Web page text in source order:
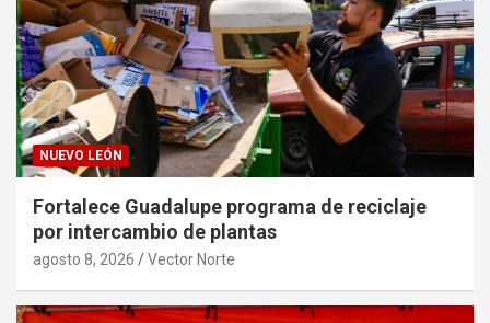
NUEVO LEÓN
Fortalece Guadalupe programa de reciclaje
por intercambio de plantas
agosto 8, 2026 Vector Norte